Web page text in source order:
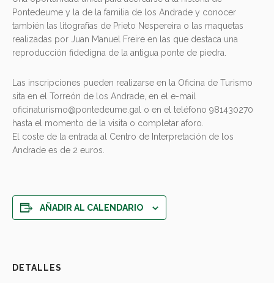
Pontedeume y la de la familia de los Andrade y conocer
también las litografías de Prieto Nespereira o las maquetas
realizadas por Juan Manuel Freire en las que destaca una
reproducción fidedigna de la antigua ponte de piedra.
Las inscripciones pueden realizarse en la Oficina de Turismo
sita en el Torreón de los Andrade, en el e-mail
oficinaturismo@pontedeume.gal o en el teléfono 981430270
hasta el momento de la visita o completar aforo.
El coste de la entrada al Centro de Interpretación de los
Andrade es de 2 euros.
AÑADIR AL CALENDARIO
DETALLES